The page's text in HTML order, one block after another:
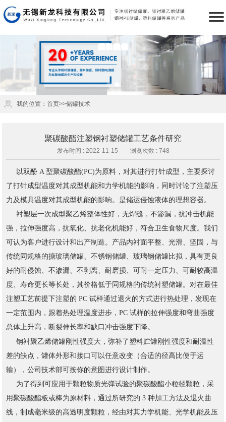

首页
公司简介
产品中心
新闻资讯
储罐技术
荣誉资质
储罐下载
成功案例
销售网络
联系我们
我的位置： 首页>>储罐技术
聚碳酸酯注塑钢衬塑储罐工艺条件研究
发布时间 : 2022-11-15 浏览次数 : 748
以双酚 A 型聚碳酸酯(PC)为原料，对其进行打针成型，主要探讨
了打针成型温度对其成型机能和力学机能的影响，同时讨论了注塑压
力及模具温度对其成型机能的影响。是储运侵蚀液体的理想容器。
衬塑层一次成型聚乙烯整体性好，无焊缝，不渗漏，抗冲击机能
强，拉伸强度高，抗氧化、抗老化机能好，符合卫生食物尺度。我们
可认为客户进行设计和出产制造。产品内衬面平整、光滑、坚固，与
传统同规格的搪玻璃储罐、不锈钢储罐、玻璃钢储罐比拟，具有更良
好的耐侵蚀、不渗漏、不剥离、耐磨损、可耐一定压力、可耐较高温
度、寿命更长等长处，其价格低于同规格的传统衬塑储罐。对在最佳
注塑工艺前提下注塑的 PC 试样通过退火的方式进行热处理，发现在
一定范围内，跟着热处理温度进步，PC 试样的拉伸强度和弯曲强度
总体上升高，断裂伸长率和缺口冲击强度下降。
钢衬聚乙烯储罐刚性强度大，弥补了塑料贮罐刚性强度和耐温性
差的缺点，罐体外形和接口可以任意改变（合适的径高比便于运
输），公司技术部可按你的意图进行设计制作。
为了得到可应用于颗粒物质光弹试验的聚碳酸酯小粒径颗粒，采
用聚碳酸酯板或棒为原材料，通过所研究的 3 种加工方法及退火曲
线，制成毫米级的高透明度颗粒，经由对其力学机能、光学机能及压